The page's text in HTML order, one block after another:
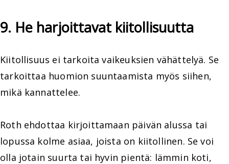
9. He harjoittavat kiitollisuutta
Kiitollisuus ei tarkoita vaikeuksien vähättelyä. Se
tarkoittaa huomion suuntaamista myös siihen,
mikä kannattelee.
Roth ehdottaa kirjoittamaan päivän alussa tai
lopussa kolme asiaa, joista on kiitollinen. Se voi
olla jotain suurta tai hyvin pientä: lämmin koti,